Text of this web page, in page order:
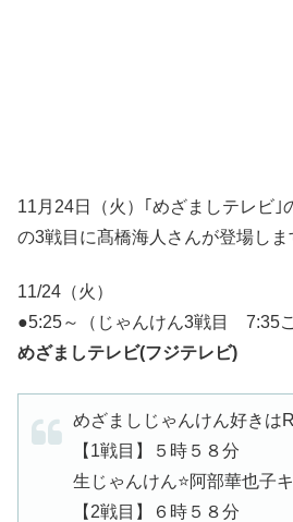
11月24日（火）｢めざましテレビ｣
の3戦目に髙橋海人さんが登場しま
11/24（火）
●5:25～（じゃんけん3戦目 7:35ご
めざましテレビ(フジテレビ)
めざましじゃんけん好きは
【1戦目】５時５８分
生じゃんけん⭐️阿部華也子
【2戦目】６時５８分